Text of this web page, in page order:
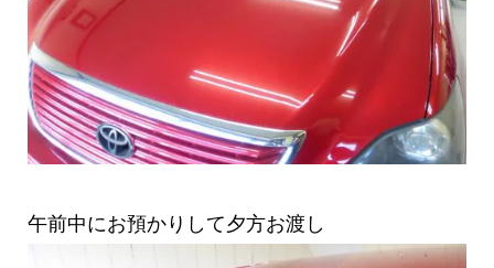
午前中にお預かりして夕方お渡し